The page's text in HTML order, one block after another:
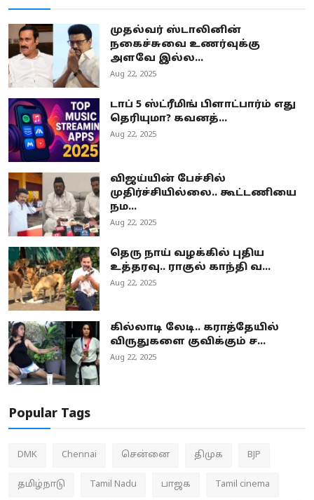
முதல்வர் ஸ்டாலினின்
நகைச்சுவை உணர்வுக்கு
அளவே இல்ல...
Aug 22, 2025
டாப் 5 ஸ்ட்ரீமிங் பிளாட்பார்ம் எது
தெரியுமா? கவனத்...
Aug 22, 2025
விஜய்யின் பேச்சில்
முதிர்ச்சியில்லை.. கூட்டணியை
நம...
Aug 22, 2025
தெரு நாய் வழக்கில் புதிய
உத்தரவு.. ராகுல் காந்தி வ...
Aug 22, 2025
கில்லாடி லேடி.. கராத்தேயில்
விருதுகளை குவிக்கும் ச...
Aug 22, 2025
Popular Tags
DMK Chennai சென்னை திமுக BJP
தமிழ்நாடு Tamil Nadu பாஜக Tamil cinema